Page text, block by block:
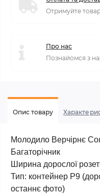
Отримуйте
Про нас
Познайомся з
Опис товару
Молодило Верчірнє
Багаторічник
Ширина дорослої
Тип: контейнер Р9 (
останнє фото)